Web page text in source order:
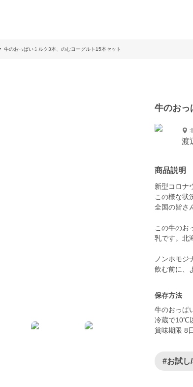
牛のおっぱいミルク3本、のむヨーグルト15本セット
牛のおっ
渡
商品説明
新型コロナ
この様な状
全国の皆さ
この牛のお
乳です。北
ノンホモジ
飲む前に、
保存方法
牛のおっぱ
冷蔵で10℃
賞味期限 8
#お試し